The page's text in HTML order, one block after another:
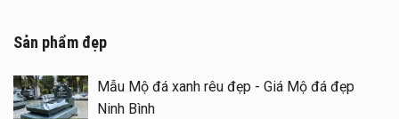
Sản phẩm đẹp
Mẫu Mộ đá xanh rêu đẹp - Giá Mộ đá đẹp
Ninh Bình